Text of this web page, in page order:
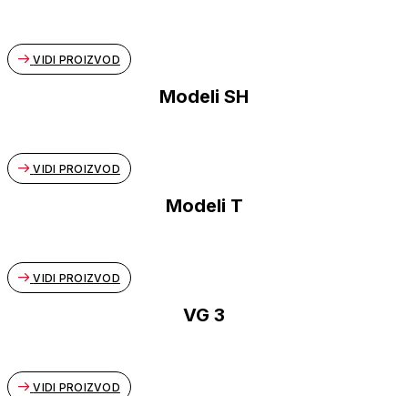
VIDI PROIZVOD
Modeli SH
VIDI PROIZVOD
Modeli T
VIDI PROIZVOD
VG 3
VIDI PROIZVOD